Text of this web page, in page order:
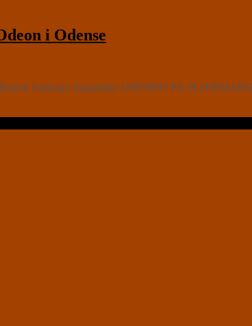
i Odense
Szklanys fantastiske DØDSBO PÅ